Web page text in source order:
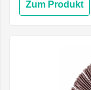
Zum Produkt